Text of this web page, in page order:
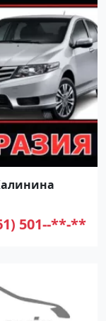
501--**-**